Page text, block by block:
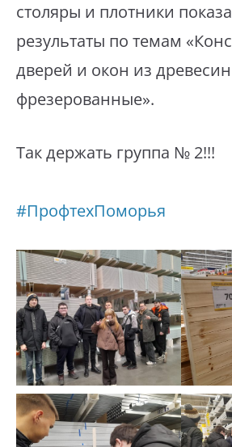
столяры и плотники
результаты по темам
дверей и окон из
фрезерованные».
Так держать группа № 2!!!
#ПрофтехПоморья